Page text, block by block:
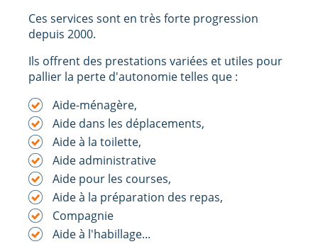
Ces services sont en très forte progression
depuis 2000.
Ils offrent des prestations variées et utiles pour
pallier la perte d'autonomie telles que :
Aide-ménagère,
Aide dans les déplacements,
Aide à la toilette,
Aide administrative
Aide pour les courses,
Aide à la préparation des repas,
Compagnie
Aide à l'habillage...